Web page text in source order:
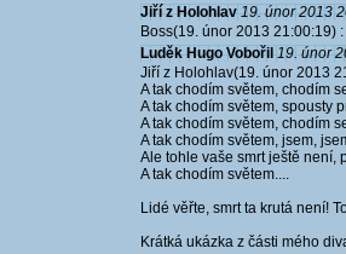
Jiří z Holohlav 19. únor 2013
Boss(19. únor 2013 21:00:19)
Luděk Hugo Vobořil 19. únor
Jiří z Holohlav(19. únor 2013
A tak chodím světem, chodím
A tak chodím světem, spousty
A tak chodím světem, chodím
A tak chodím světem, jsem,
Ale tohle vaše smrt ještě není,
A tak chodím světem....
Lidé věřte, smrt ta krutá není!
Krátká ukázka z části mého